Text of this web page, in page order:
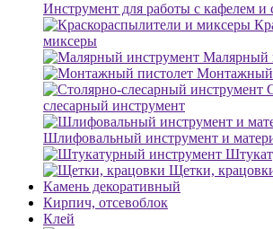
Инструмент для работы с кафелем и
миксеры
Малярный
Монтажный
слесарный инструмент
Шлифовальный инструмент и
Щетки,
Камень декоративный
Кирпич, отсевоблок
Клей